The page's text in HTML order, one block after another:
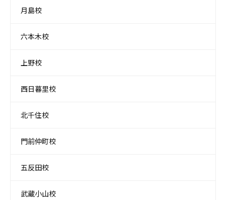
月島校
六本木校
上野校
西日暮里校
北千住校
門前仲町校
五反田校
武蔵小山校